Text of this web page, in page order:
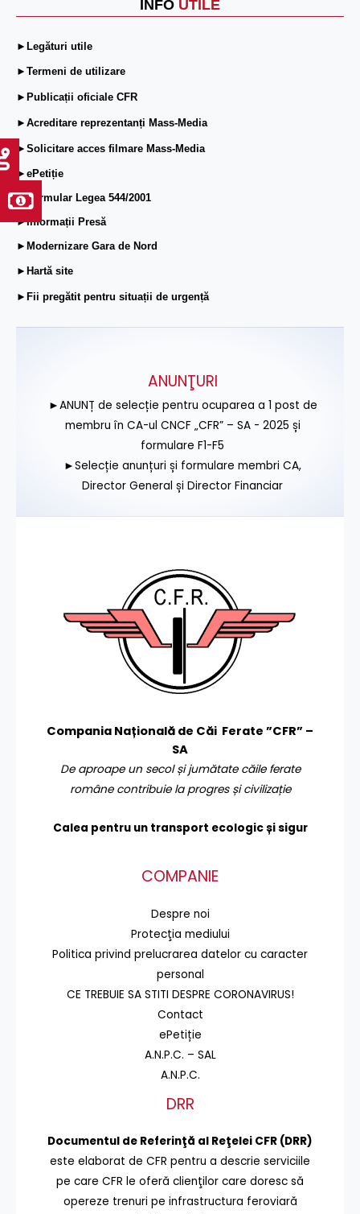
INFO UTILE
►Legături utile
►Termeni de utilizare
►Publicații oficiale CFR
►Acreditare reprezentanți Mass-Media
►Solicitare acces filmare Mass-Media
►ePetiție
►Formular Legea 544/2001
►Informații Presă
►Modernizare Gara de Nord
►Hartă site
►Fii pregătit pentru situații de urgență
ANUNŢURI
►ANUNȚ de selecție pentru ocuparea a 1 post de
membru în CA-ul CNCF „CFR” – SA - 2025 și
formulare F1-F5
►Selecție anunțuri și formulare membri CA,
Director General și Director Financiar
Compania Națională de Căi Ferate ”CFR” –
SA
De aproape un secol și jumătate căile ferate
române contribuie la progres și civilizație
Calea pentru un transport ecologic și sigur
COMPANIE
Despre noi
Protecţia mediului
Politica privind prelucrarea datelor cu caracter
personal
CE TREBUIE SA STITI DESPRE CORONAVIRUS!
Contact
ePetiție
A.N.P.C. – SAL
A.N.P.C.
DRR
Documentul de Referinţă al Reţelei CFR (DRR)
este elaborat de CFR pentru a descrie serviciile
pe care CFR le oferă clienţilor care doresc să
opereze trenuri pe infrastructura feroviară